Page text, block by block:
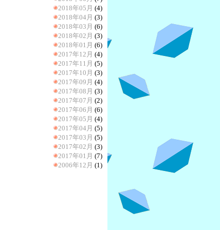
2018年05月 (4)
2018年04月 (3)
2018年03月 (6)
2018年02月 (3)
2018年01月 (6)
2017年12月 (4)
2017年11月 (5)
2017年10月 (3)
2017年09月 (4)
2017年08月 (3)
2017年07月 (2)
2017年06月 (6)
2017年05月 (4)
2017年04月 (5)
2017年03月 (5)
2017年02月 (3)
2017年01月 (7)
2006年12月 (1)